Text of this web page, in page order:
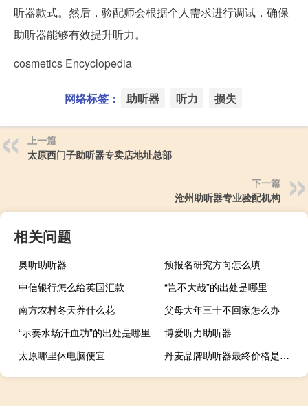
听器款式。然后，验配师会根据个人需求进行调试，确保
助听器能够有效提升听力。
cosmetics Encyclopedia
网络标签： 助听器 听力 损失
上一篇
太原西门子助听器专卖店地址总部
下一篇
沧州助听器专业验配机构
相关问题
奥听助听器
预报名研究方向怎么填
中信银行怎么给英国汇款
“岂不大哉”的出处是哪里
南方农村冬天养什么花
父母大年三十不回家怎么办
“示奏水场汗血功”的出处是哪里
博爱听力助听器
太原哪里休电脑便宜
丹麦品牌助听器最终价格是多少